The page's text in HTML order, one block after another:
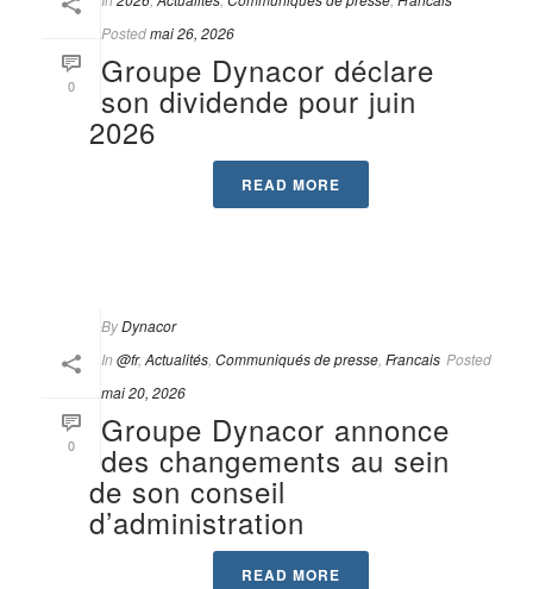
0
Postedmai 26, 2026
Groupe Dynacor déclare
son dividende pour juin
2026
READ MORE
0
ByDynacor
In @fr, Actualités Communiqués de presse Francais Posted
mai 20, 2026
Groupe Dynacor annonce
des changements au sein
de son conseil
d’administration
READ MORE